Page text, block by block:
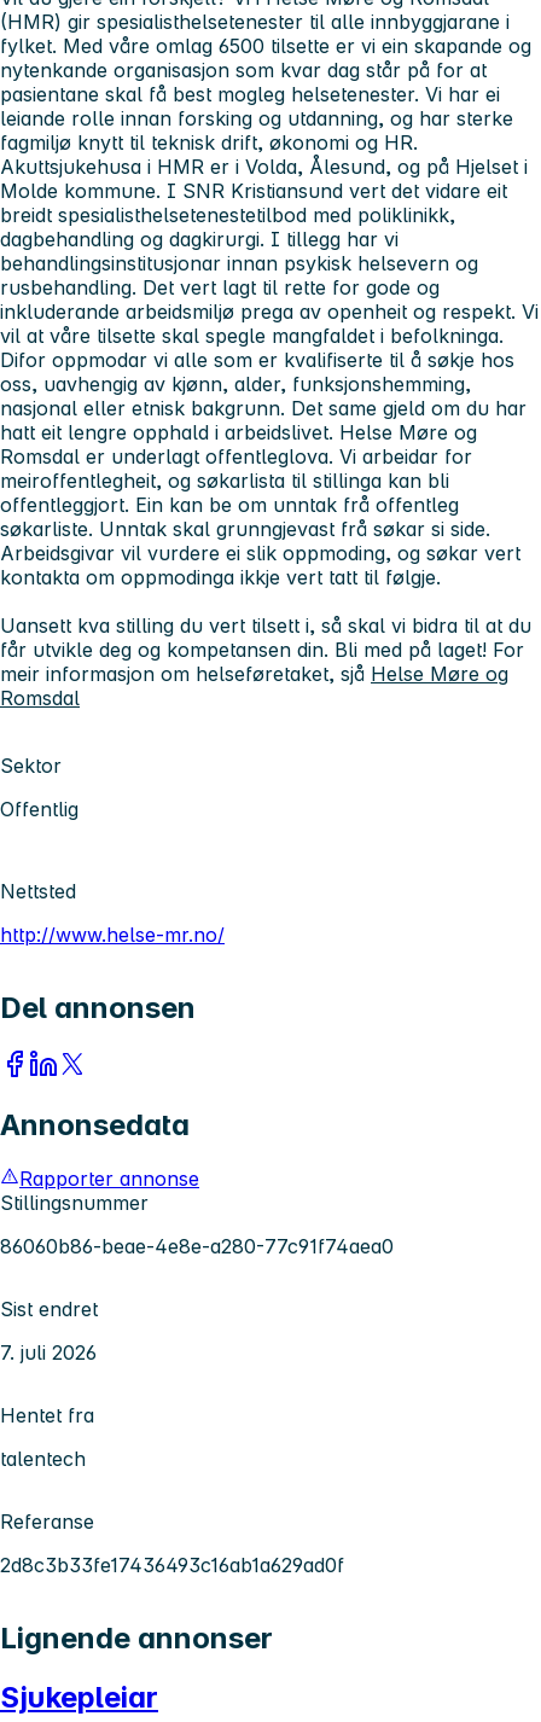
(HMR) gir spesialisthelsetenester til alle innbyggjarane i
fylket. Med våre omlag 6500 tilsette er vi ein skapande og
nytenkande organisasjon som kvar dag står på for at
pasientane skal få best mogleg helsetenester. Vi har ei
leiande rolle innan forsking og utdanning, og har sterke
fagmiljø knytt til teknisk drift, økonomi og HR.
Akuttsjukehusa i HMR er i Volda, Ålesund, og på Hjelset i
Molde kommune. I SNR Kristiansund vert det vidare eit
breidt spesialisthelsetenestetilbod med poliklinikk,
dagbehandling og dagkirurgi. I tillegg har vi
behandlingsinstitusjonar innan psykisk helsevern og
rusbehandling. Det vert lagt til rette for gode og
inkluderande arbeidsmiljø prega av openheit og respekt. Vi
vil at våre tilsette skal spegle mangfaldet i befolkninga.
Difor oppmodar vi alle som er kvalifiserte til å søkje hos
oss, uavhengig av kjønn, alder, funksjonshemming,
nasjonal eller etnisk bakgrunn. Det same gjeld om du har
hatt eit lengre opphald i arbeidslivet. Helse Møre og
Romsdal er underlagt offentleglova. Vi arbeidar for
meiroffentlegheit, og søkarlista til stillinga kan bli
offentleggjort. Ein kan be om unntak frå offentleg
søkarliste. Unntak skal grunngjevast frå søkar si side.
Arbeidsgivar vil vurdere ei slik oppmoding, og søkar vert
kontakta om oppmodinga ikkje vert tatt til følgje.
Uansett kva stilling du vert tilsett i, så skal vi bidra til at du
får utvikle deg og kompetansen din. Bli med på laget! For
meir informasjon om helseføretaket, sjå Helse Møre og
Romsdal
Sektor
Offentlig
Nettsted
http://www.helse-mr.no/
Del annonsen
Annonsedata
Rapporter annonse
Stillingsnummer
86060b86-beae-4e8e-a280-77c91f74aea0
Sist endret
7. juli 2026
Hentet fra
talentech
Referanse
2d8c3b33fe17436493c16ab1a629ad0f
Lignende annonser
Sjukepleiar